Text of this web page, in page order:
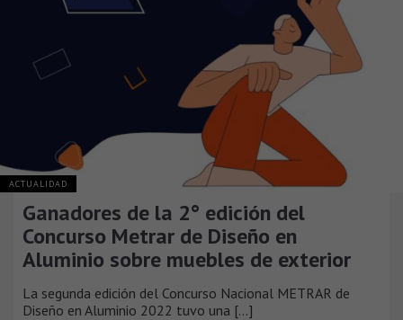
ACTUALIDAD
Ganadores de la 2° edición del
Concurso Metrar de Diseño en
Aluminio sobre muebles de exterior
La segunda edición del Concurso Nacional METRAR de
Diseño en Aluminio 2022 tuvo una [...]